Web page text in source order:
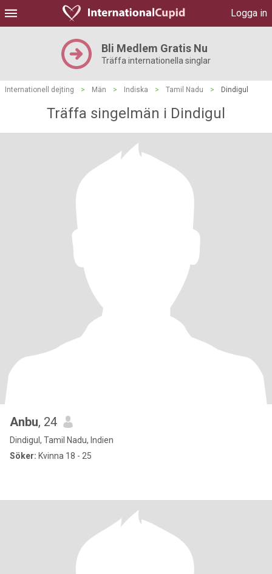
Logga in
Bli Medlem Gratis Nu
Träffa internationella singlar
Internationell dejting > Män > Indiska > Tamil Nadu > Dindigul
Träffa singelmän i Dindigul
Anbu, 24
Dindigul, Tamil Nadu, Indien
Söker: Kvinna 18 - 25